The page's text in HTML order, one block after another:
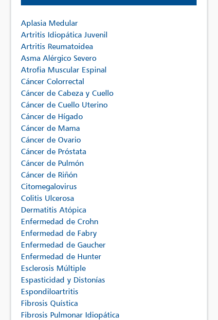
Aplasia Medular
Artritis Idiopática Juvenil
Artritis Reumatoidea
Asma Alérgico Severo
Atrofia Muscular Espinal
Cáncer Colorrectal
Cáncer de Cabeza y Cuello
Cáncer de Cuello Uterino
Cáncer de Hígado
Cáncer de Mama
Cáncer de Ovario
Cáncer de Próstata
Cáncer de Pulmón
Cáncer de Riñón
Citomegalovirus
Colitis Ulcerosa
Dermatitis Atópica
Enfermedad de Crohn
Enfermedad de Fabry
Enfermedad de Gaucher
Enfermedad de Hunter
Esclerosis Múltiple
Espasticidad y Distonías
Espondiloartritis
Fibrosis Quística
Fibrosis Pulmonar Idiopática